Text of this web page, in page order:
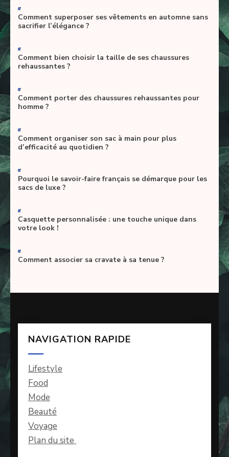
-
Comment superposer ses vêtements en automne sans
sacrifier l’élégance ?
-
Comment bien choisir la taille de ses chaussures
rehaussantes ?
-
Comment porter des chaussures rehaussantes pour
homme ?
-
Comment organiser son sac à main pour plus
d’efficacité au quotidien ?
-
Pourquoi le savoir-faire français se démarque pour les
sacs de luxe ?
-
Casquette personnalisée : une touche unique dans
votre look !
-
Comment associer sa cravate à sa tenue ?
NAVIGATION RAPIDE
Lifestyle
Food
Mode
Beauté
Voyage
Plan du site